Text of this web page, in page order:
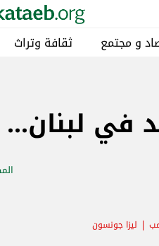
و مجتمع ثقافة وتراث
في
ليزا جونسون